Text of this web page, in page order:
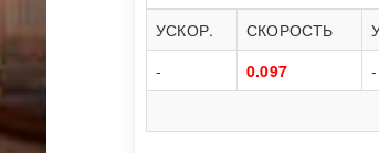
УСКОР.
СКОРОСТЬ
-
0.097 -